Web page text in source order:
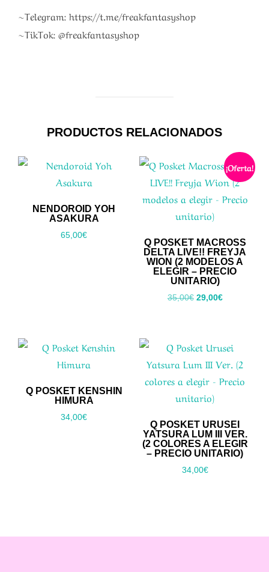
~Telegram: https://t.me/freakfantasyshop
~TikTok: @freakfantasyshop
PRODUCTOS RELACIONADOS
NENDOROID YOH
ASAKURA
65,00€
¡Oferta!
Q POSKET MACROSS
DELTA LIVE!! FREYJA
WION (2 MODELOS A
ELEGIR – PRECIO
UNITARIO)
35,00€ El
35,00€.
29,00€El
29,00€.
Q POSKET KENSHIN
HIMURA
34,00€
Q POSKET URUSEI
YATSURA LUM III VER.
(2 COLORES A ELEGIR
– PRECIO UNITARIO)
34,00€